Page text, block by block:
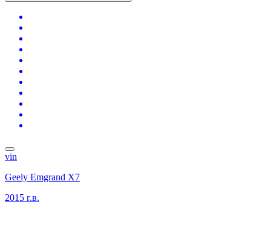
vin
Geely Emgrand X7
2015 г.в.